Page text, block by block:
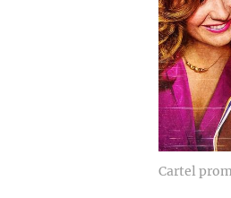
Cartel